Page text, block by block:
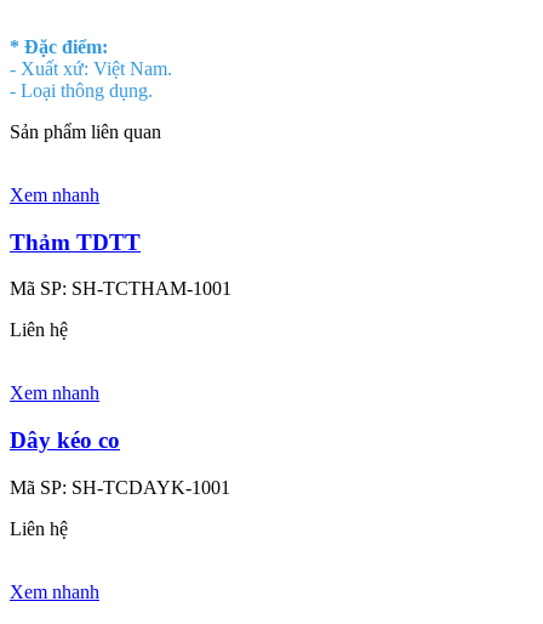
* Đặc điểm:
- Xuất xứ: Việt Nam.
- Loại thông dụng.
Sản phẩm liên quan
Xem nhanh
Thảm TDTT
Mã SP: SH-TCTHAM-1001
Liên hệ
Xem nhanh
Dây kéo co
Mã SP: SH-TCDAYK-1001
Liên hệ
Xem nhanh